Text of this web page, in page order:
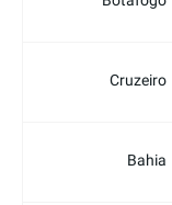
Cruzeiro
Bahia